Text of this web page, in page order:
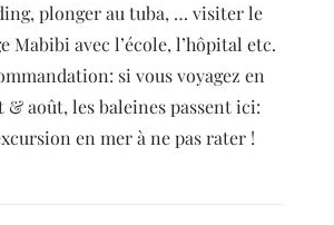
plonger au tuba, … visiter le
Mabibi avec l’école, l’hôpital etc.
si vous voyagez en
août, les baleines passent ici:
en mer à ne pas rater !